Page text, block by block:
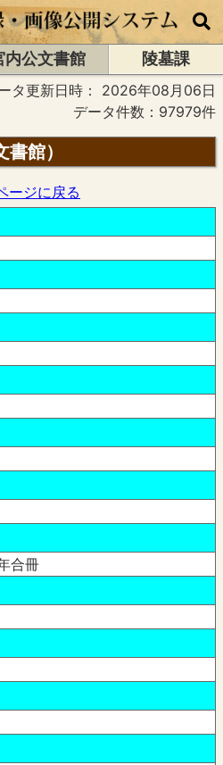
内公文書館
陵墓課
タ更新日時： 2026年08月06日
データ件数：97979件
館）
ージに戻る
合冊